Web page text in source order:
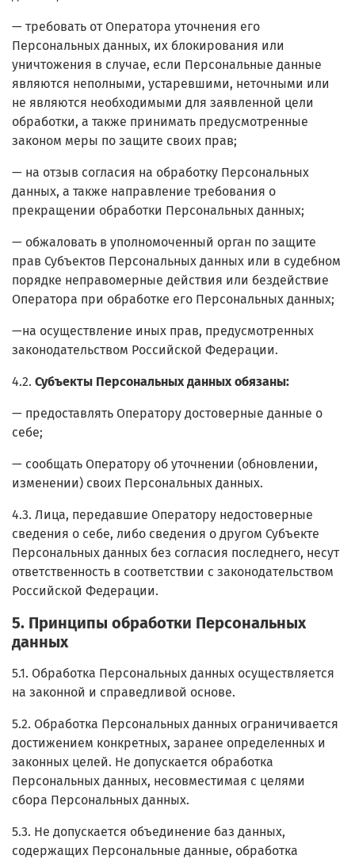
— требовать от Оператора уточнения его
Персональных данных, их блокирования или
уничтожения в случае, если Персональные данные
являются неполными, устаревшими, неточными или
не являются необходимыми для заявленной цели
обработки, а также принимать предусмотренные
законом меры по защите своих прав;
— на отзыв согласия на обработку Персональных
данных, а также направление требования о
прекращении обработки Персональных данных;
— обжаловать в уполномоченный орган по защите
прав Субъектов Персональных данных или в судебном
порядке неправомерные действия или бездействие
Оператора при обработке его Персональных данных;
—на осуществление иных прав, предусмотренных
законодательством Российской Федерации.
4.2. Субъекты Персональных данных обязаны:
— предоставлять Оператору достоверные данные о
себе;
— сообщать Оператору об уточнении (обновлении,
изменении) своих Персональных данных.
4.3. Лица, передавшие Оператору недостоверные
сведения о себе, либо сведения о другом Субъекте
Персональных данных без согласия последнего, несут
ответственность в соответствии с законодательством
Российской Федерации.
5. Принципы обработки Персональных
данных
5.1. Обработка Персональных данных осуществляется
на законной и справедливой основе.
5.2. Обработка Персональных данных ограничивается
достижением конкретных, заранее определенных и
законных целей. Не допускается обработка
Персональных данных, несовместимая с целями
сбора Персональных данных.
5.3. Не допускается объединение баз данных,
содержащих Персональные данные, обработка